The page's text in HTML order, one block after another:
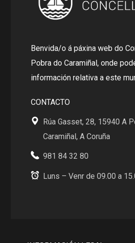
Benvida/o á páxina web do
Pobra do Caramiñal, onde
información relativa a este
CONTACTO
Rúa Gasset, 28, 15940 A
Caramiñal, A Coruña
981 84 32 80
Luns – Venr de 09.00 a